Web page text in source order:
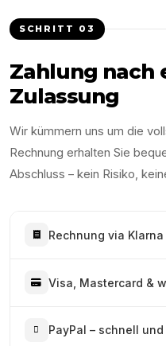
SCHRITT 03
Zahlung nach
Zulassung
Wir kümmern uns um die
Rechnung erhalten Sie
Abschluss – kein Risiko,
Rechnung via
Visa, Mastercard &
PayPal – schnell